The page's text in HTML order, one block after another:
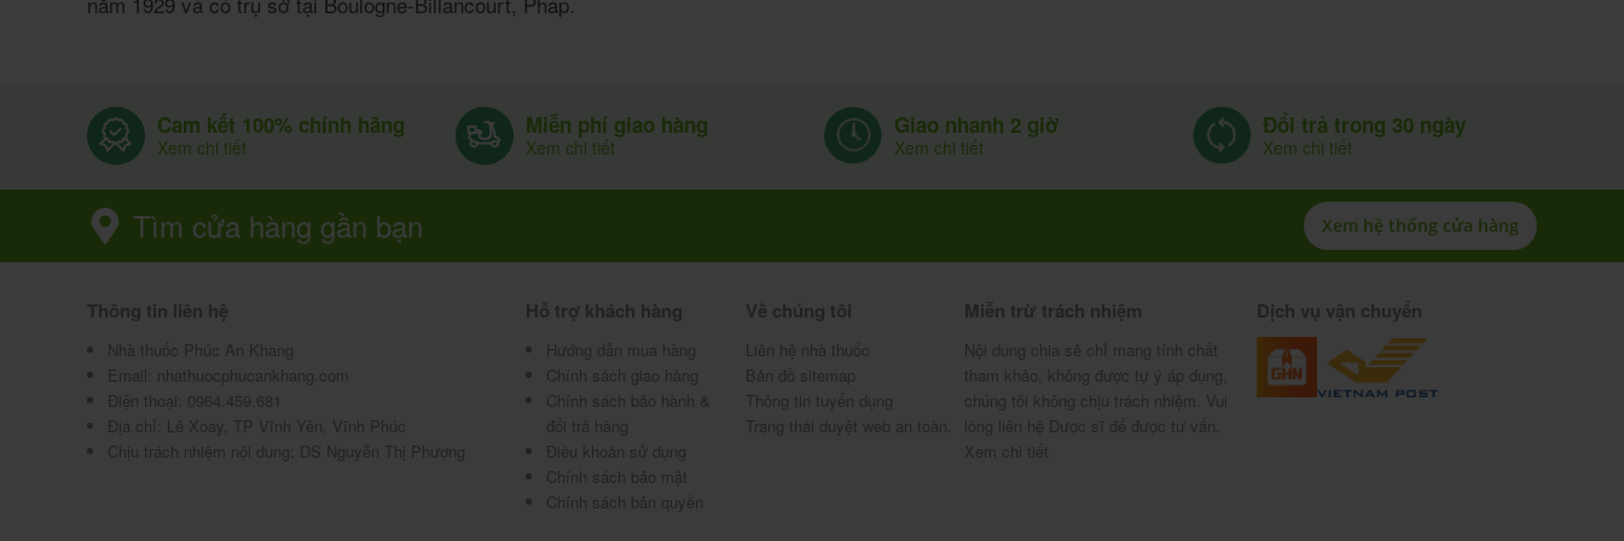
Cam kết 100% chính hãng
Xem chi tiết
Miễn phí giao hàng
Xem chi tiết
Giao nhanh 2 giờ
Xem chi tiết
Đổi trả trong 30 ngày
Xem chi tiết
Tìm cửa hàng gần bạn Xem hệ thống cửa hàng
Thông tin liên hệ
Nhà thuốc Phúc An Khang
Email: nhathuocphucankhang.com
Điện thoại: 0964.459.681
Địa chỉ: Lê Xoay, TP Vĩnh Yên, Vĩnh Phúc
Chịu trách nhiệm nội dung: DS Nguyễn Thị Phượng
Hỗ trợ khách hàng
Hướng dẫn mua hàng
Chính sách giao hàng
Chính sách bảo hành &
đổi trả hàng
Điều khoản sử dụng
Chính sách bảo mật
Chính sách bản quyền
Về chúng tôi
Liên hệ nhà thuốc
Bản đồ sitemap
Thông tin tuyển dụng
Trạng thái duyệt web an toàn.
Miễn trừ trách nhiệm
Nội dung chia sẻ chỉ mang tính chất
tham khảo, không được tự ý áp dụng,
chúng tôi không chịu trách nhiệm. Vui
lòng liên hệ Dược sĩ để được tư vấn.
Xem chi tiết
Dịch vụ vận chuyển